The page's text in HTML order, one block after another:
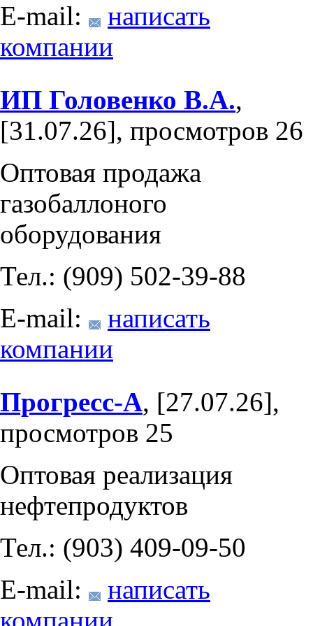
E-mail:
написать
компании
ИП Головенко В.А.,
[31.07.26], просмотров 26
Оптовая продажа
газобаллоного
оборудования
Тел.: (909) 502-39-88
E-mail:
написать
компании
Прогресс-А, [27.07.26],
просмотров 25
Оптовая реализация
нефтепродуктов
Тел.: (903) 409-09-50
E-mail:
написать